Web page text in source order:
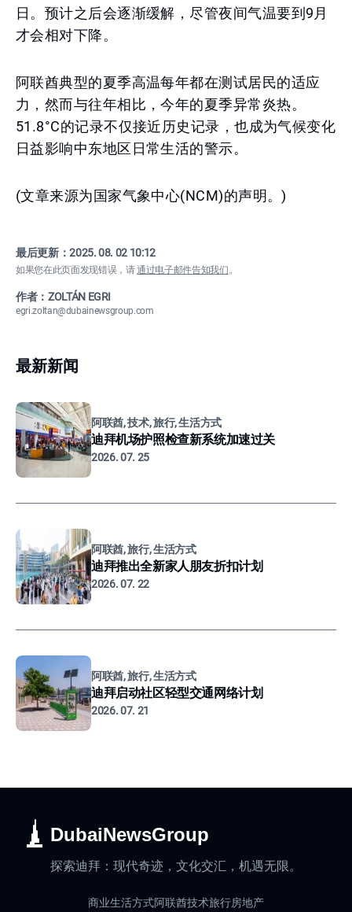
日。预计之后会逐渐缓解，尽管夜间气温要到9月
才会相对下降。
阿联酋典型的夏季高温每年都在测试居民的适应
力，然而与往年相比，今年的夏季异常炎热。
51.8°C的记录不仅接近历史记录，也成为气候变化
日益影响中东地区日常生活的警示。
(文章来源为国家气象中心(NCM)的声明。)
最后更新：2025. 08. 02 10:12
如果您在此页面发现错误，请通过电子邮件告知我们。
作者：ZOLTÁN EGRI
egri.zoltan@dubainewsgroup.com
最新新闻
阿联酋, 技术, 旅行, 生活方式
迪拜机场护照检查新系统加速过关
2026. 07. 25
阿联酋, 旅行, 生活方式
迪拜推出全新家人朋友折扣计划
2026. 07. 22
阿联酋, 旅行, 生活方式
迪拜启动社区轻型交通网络计划
2026. 07. 21
DubaiNewsGroup
探索迪拜：现代奇迹，文化交汇，机遇无限。
商业生活方式阿联酋技术旅行房地产